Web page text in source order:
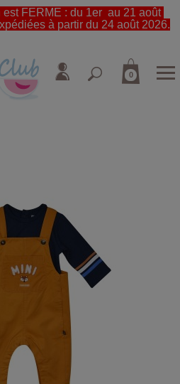
est FERME : du 1er au 21 août
à partir du 24 août 2026.
0